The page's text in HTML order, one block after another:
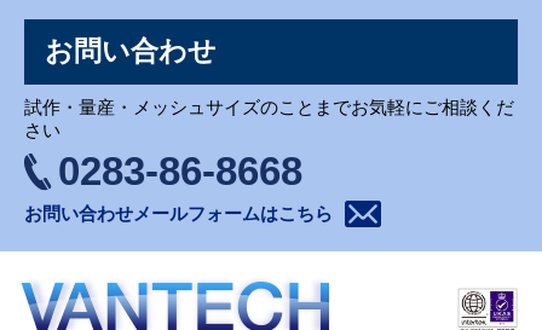
お問い合わせ
試作・量産・メッシュサイズのことまでお気軽にご相談くだ
さい
0283-86-8668
お問い合わせメールフォームはこちら